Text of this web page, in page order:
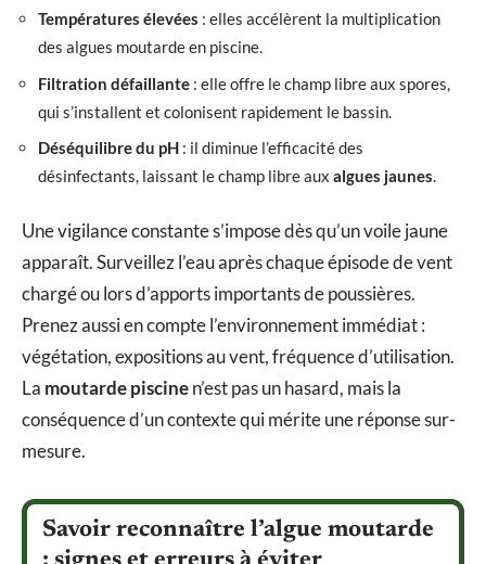
Températures élevées : elles accélèrent la multiplication
des algues moutarde en piscine.
Filtration défaillante : elle offre le champ libre aux spores,
qui s’installent et colonisent rapidement le bassin.
Déséquilibre du pH : il diminue l’efficacité des
désinfectants, laissant le champ libre aux algues jaunes.
Une vigilance constante s’impose dès qu’un voile jaune
apparaît. Surveillez l’eau après chaque épisode de vent
chargé ou lors d’apports importants de poussières.
Prenez aussi en compte l’environnement immédiat :
végétation, expositions au vent, fréquence d’utilisation.
La moutarde piscinen’est pas un hasard, mais la
conséquence d’un contexte qui mérite une réponse sur-
mesure.
Savoir reconnaître l’algue moutarde